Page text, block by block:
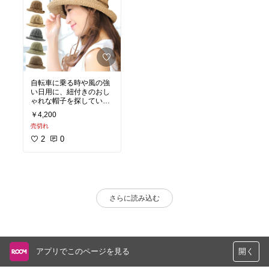
自転車に乗る時や風の強
い日用に、紐付きのおし
ゃれな帽子を探していた
ので可愛くて安くてすご
く気に入りました。
￥4,200
売切れ
2 0
さらに読み込む
アプリでこのページを見る 開く